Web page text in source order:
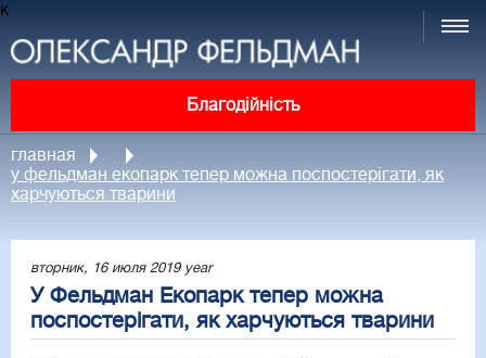
к
Благодійність
главная
у фельдман екопарк тепер можна поспостерігати, як
харчуються тварини
вторник, 16 июля 2019 year
У Фельдман Екопарк тепер можна
поспостерігати, як харчуються тварини